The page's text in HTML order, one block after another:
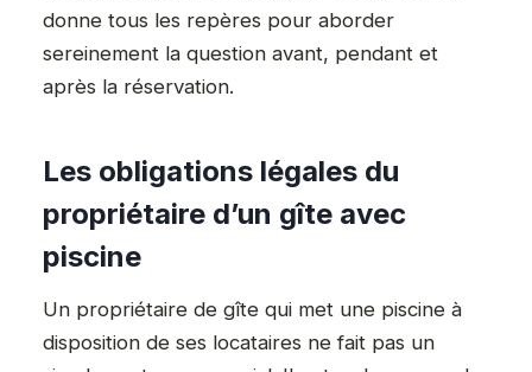
donne tous les repères pour aborder
sereinement la question avant, pendant et
après la réservation.
Les obligations légales du
propriétaire d’un gîte avec
piscine
Un propriétaire de gîte qui met une piscine à
disposition de ses locataires ne fait pas un